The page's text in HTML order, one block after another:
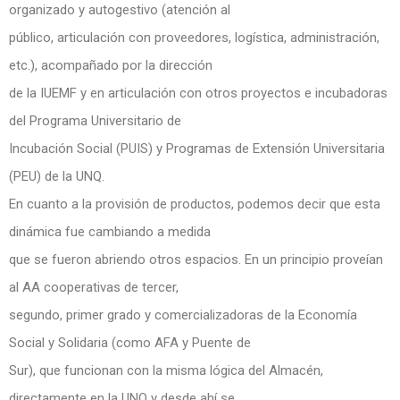
organizado y autogestivo (atención al
público, articulación con proveedores, logística, administración,
etc.), acompañado por la dirección
de la IUEMF y en articulación con otros proyectos e incubadoras
del Programa Universitario de
Incubación Social (PUIS) y Programas de Extensión Universitaria
(PEU) de la UNQ.
En cuanto a la provisión de productos, podemos decir que esta
dinámica fue cambiando a medida
que se fueron abriendo otros espacios. En un principio proveían
al AA cooperativas de tercer,
segundo, primer grado y comercializadoras de la Economía
Social y Solidaria (como AFA y Puente de
Sur), que funcionan con la misma lógica del Almacén,